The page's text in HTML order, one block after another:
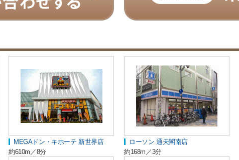
MEGAドン・キホーテ 新世界店
約610m／8分
ローソン 通天閣南店
約168m／3分